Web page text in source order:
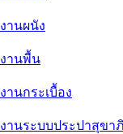
งานผนัง
งานพื้น
งานกระเบื้อง
งานระบบประปาสุขา
งานพื้น
งานกระเบื้อง
งานระบบประปาสุขา
งานระบบไฟฟ้า